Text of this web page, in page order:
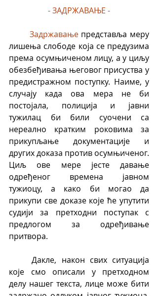
- ЗAДРЖАВАЊЕ -
Задржавање представља меру
лишења слободе која се предузима
према осумњиченом лицу, а у циљу
обезбеђивања његовог присуства у
предистражном поступку. Наиме, у
случају када ова мера не би
постојала, полиција и јавни
тужилац би били суочени са
нереално кратким роковима за
прикупљање документације и
других доказа против осумњиченог.
Циљ ове мере јесте давање
одређеног времена јавном
тужиоцу, а како би могао да
прикупи све доказе које ће упутити
судији за претходни поступак с
предлогом за одређивање
притвора.
	Дакле, након свих ситуација
које смо описали у претходном
делу нашег текста, лице може бити